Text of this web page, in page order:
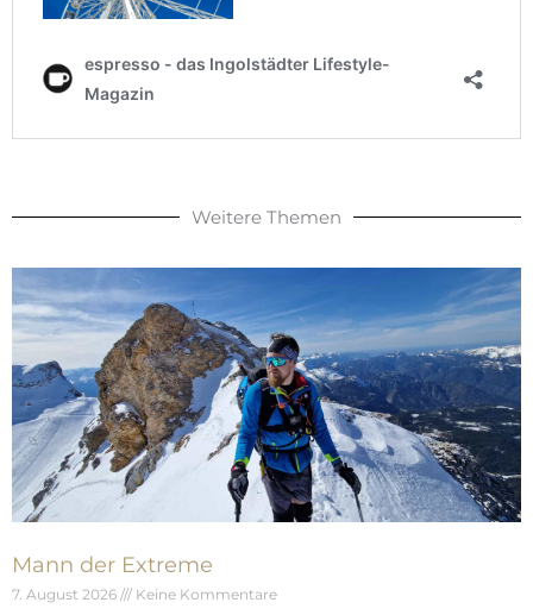
Weitere Themen
Mann der Extreme
7. August 2026 Keine Kommentare